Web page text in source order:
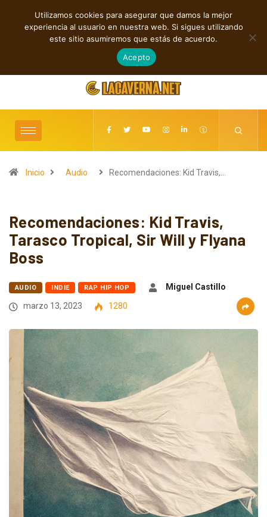
TENDENCIAS
Cuatro canciones independientes entre reflexión y resistencia
agosto 7, 2026
Inicio Audio Recomendaciones: Kid Travis,…
Recomendaciones: Kid Travis,
Tarasco Tropical, Sir Will y Flyana
Boss
AUDIO INDIE RAP HIP HOP
Miguel Castillo
marzo 13, 2023
1280
Utilizamos cookies para asegurar que damos la mejor
experiencia al usuario en nuestra web. Si sigues utilizando
este sitio asumiremos que estás de acuerdo.
Acepto